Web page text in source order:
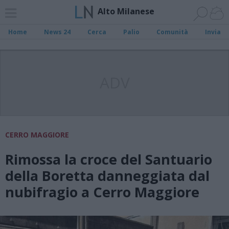
Alto Milanese
Home News 24 Cerca Palio Comunità Invia
CERRO MAGGIORE
Rimossa la croce del Santuario
della Boretta danneggiata dal
nubifragio a Cerro Maggiore